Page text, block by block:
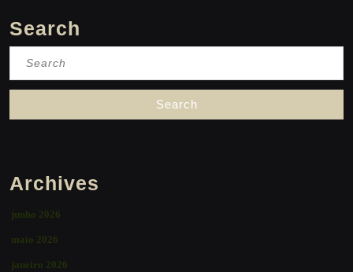
Search
Archives
junho 2026
maio 2026
janeiro 2026